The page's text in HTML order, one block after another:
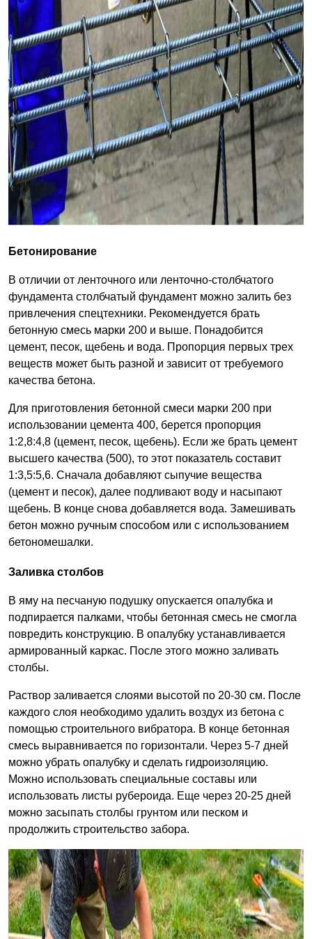
Бетонирование
В отличии от ленточного или ленточно-столбчатого
фундамента столбчатый фундамент можно залить без
привлечения спецтехники. Рекомендуется брать
бетонную смесь марки 200 и выше. Понадобится
цемент, песок, щебень и вода. Пропорция первых трех
веществ может быть разной и зависит от требуемого
качества бетона.
Для приготовления бетонной смеси марки 200 при
использовании цемента 400, берется пропорция
1:2,8:4,8 (цемент, песок, щебень). Если же брать цемент
высшего качества (500), то этот показатель составит
1:3,5:5,6. Сначала добавляют сыпучие вещества
(цемент и песок), далее подливают воду и насыпают
щебень. В конце снова добавляется вода. Замешивать
бетон можно ручным способом или с использованием
бетономешалки.
Заливка столбов
В яму на песчаную подушку опускается опалубка и
подпирается палками, чтобы бетонная смесь не смогла
повредить конструкцию. В опалубку устанавливается
армированный каркас. После этого можно заливать
столбы.
Раствор заливается слоями высотой по 20-30 см. После
каждого слоя необходимо удалить воздух из бетона с
помощью строительного вибратора. В конце бетонная
смесь выравнивается по горизонтали. Через 5-7 дней
можно убрать опалубку и сделать гидроизоляцию.
Можно использовать специальные составы или
использовать листы рубероида. Еще через 20-25 дней
можно засыпать столбы грунтом или песком и
продолжить строительство забора.